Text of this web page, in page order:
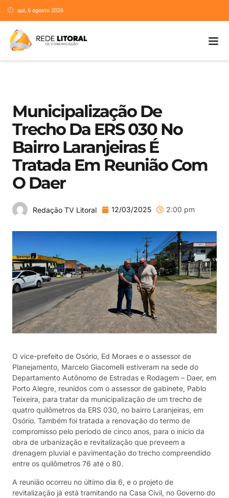
qui, 6 agosto 2026
Municipalização De
Trecho Da ERS 030 No
Bairro Laranjeiras É
Tratada Em Reunião Com
O Daer
Redação TV Litoral 12/03/2025 2:00 pm
O vice-prefeito de Osório, Ed Moraes e o assessor de
Planejamento, Marcelo Giacomelli estiveram na sede do
Departamento Autônomo de Estradas e Rodagem – Daer, em
Porto Alegre, reunidos com o assessor de gabinete, Pablo
Teixeira, para tratar da municipalização de um trecho de
quatro quilômetros da ERS 030, no bairro Laranjeiras, em
Osório. Também foi tratada a renovação do termo de
compromisso pelo período de cinco anos, para o início da
obra de urbanização e revitalização que preveem a
drenagem pluvial e pavimentação do trecho compreendido
entre os quilômetros 76 até o 80.
A reunião ocorreu no último dia 6, e o projeto de
revitalização já está tramitando na Casa Civil, no Governo do